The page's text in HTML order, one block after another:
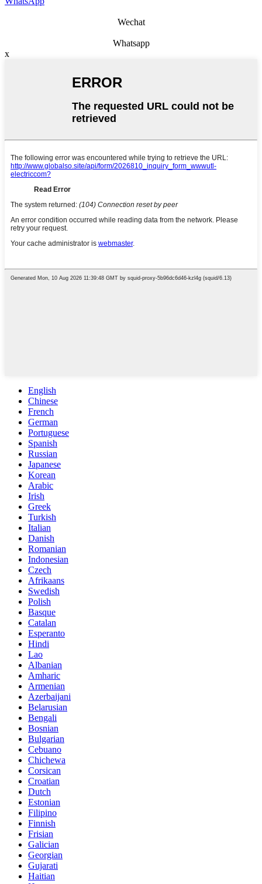
Wechat
Whatsapp
x
English
Chinese
French
German
Portuguese
Spanish
Russian
Japanese
Korean
Arabic
Irish
Greek
Turkish
Italian
Danish
Romanian
Indonesian
Czech
Afrikaans
Swedish
Polish
Basque
Catalan
Esperanto
Hindi
Lao
Albanian
Amharic
Armenian
Azerbaijani
Belarusian
Bengali
Bosnian
Bulgarian
Cebuano
Chichewa
Corsican
Croatian
Dutch
Estonian
Filipino
Finnish
Frisian
Galician
Georgian
Gujarati
Haitian